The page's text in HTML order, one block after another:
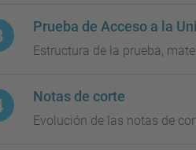
Prueba de Acceso a la
Estructura de la prueba,
Notas de corte
Evolución de las notas de